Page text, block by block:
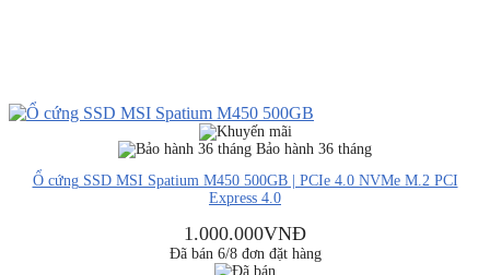
Bảo hành 36 tháng
Ổ cứng SSD MSI Spatium M450 500GB | PCIe 4.0 NVMe M.2 PCI
Express 4.0
1.000.000VNĐ
Đã bán 6/8 đơn đặt hàng